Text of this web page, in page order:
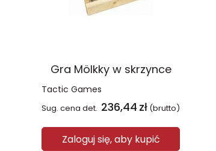
Gra Mölkky w skrzynce
Tactic Games
Sug. cena det. 236,44 zł (brutto)
Zaloguj się, aby kupić